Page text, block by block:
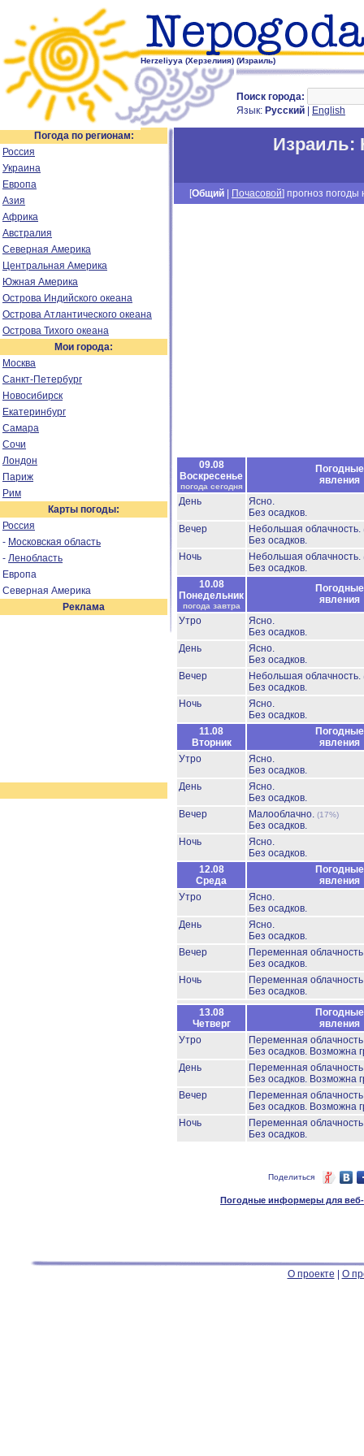
Herzeliyya (Херзелиия) (Израиль)
Поиск города:
Язык: Русский English
Погода по регионам:
Россия
Украина
Европа
Азия
Африка
Австралия
Северная Америка
Центральная Америка
Южная Америка
Острова Индийского океана
Острова Атлантического океана
Острова Тихого океана
Мои города:
Москва
Санкт-Петербург
Новосибирск
Екатеринбург
Самара
Сочи
Лондон
Париж
Рим
Карты погоды:
Россия
- Московская область
- Ленобласть
Европа
Северная Америка
Реклама
Израиль:
[Общий Почасовой] прогноз погоды
09.08
Воскресенье
погода сегодня
Погодные
явления
День
Ясно.
Без осадков.
Вечер
Небольшая облачность.
Без осадков.
Ночь
Небольшая облачность.
Без осадков.
10.08
Понедельник
погода завтра
Погодные
явления
Утро
Ясно.
Без осадков.
День
Ясно.
Без осадков.
Вечер
Небольшая облачность.
Без осадков.
Ночь
Ясно.
Без осадков.
11.08
Вторник
Погодные
явления
Утро
Ясно.
Без осадков.
День
Ясно.
Без осадков.
Вечер
Малооблачно. (17%)
Без осадков.
Ночь
Ясно.
Без осадков.
12.08
Среда
Погодные
явления
Утро
Ясно.
Без осадков.
День
Ясно.
Без осадков.
Вечер
Переменная
Без осадков.
Ночь
Переменная
Без осадков.
13.08
Четверг
Погодные
явления
Утро
Переменная
Без осадков. Возможна
День
Переменная
Без осадков. Возможна
Вечер
Переменная
Без осадков. Возможна
Ночь
Переменная
Без осадков.
Поделиться
Погодные информеры для веб-
О проекте О